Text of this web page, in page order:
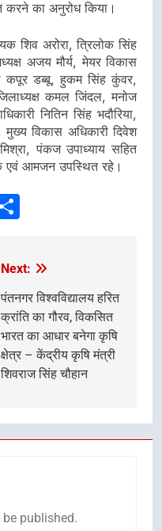
करने का अनुरोध किया।
शिव अरोरा, त्रिलोक सिंह
अजय मौर्य, मेयर विकास
कपूर डब्बू, हुकम सिंह कुंवर,
कमल जिंदल, मनोज
नितिन सिंह भदौरिया,
विकास अधिकारी दिवेश
पंकज उपाध्याय सहित
एवं आमजन उपस्थित रहे।
Next:
पंतनगर विश्वविद्यालय हरित
क्रांति का गौरव, विकसित
भारत का आधार बनेगा कृषि
क्षेत्र – केंद्रीय कृषि मंत्री
शिवराज सिंह चौहान
published.